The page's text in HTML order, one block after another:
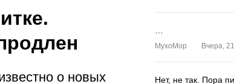
о новых
MyxoMop Вчера,
Нет, не так. Пора